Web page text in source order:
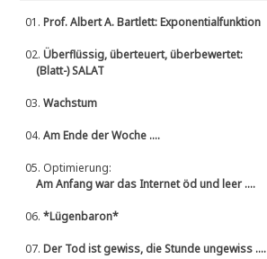
01.Prof. Albert A. Bartlett: Exponentialfunktion
02.Überflüssig, überteuert, überbewertet:
(Blatt-) SALAT
03.Wachstum
04.Am Ende der Woche ....
05. Optimierung:
Am Anfang war das Internet öd und leer ....
06.*Lügenbaron*
07.Der Tod ist gewiss, die Stunde ungewiss ....